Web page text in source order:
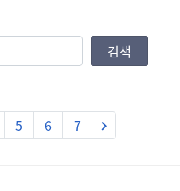
검색
5 6 7 keyboard_arrow_right